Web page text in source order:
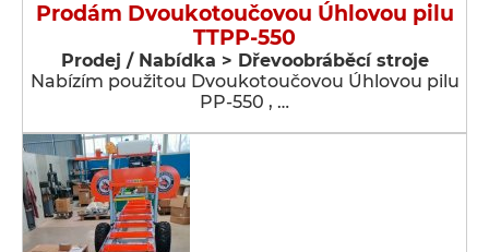
Prodám Dvoukotoučovou Úhlovou pilu
TTPP-550
Prodej / Nabídka > Dřevoobráběcí stroje
Nabízím použitou Dvoukotoučovou Úhlovou pilu
PP-550 , …